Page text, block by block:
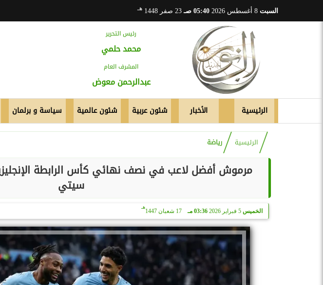
السبت 05:40 صـ 23 صفر 1448 هـ
رئيس التحرير
محمد حلمي
المشرف العام
عبدالرحمن معوض
الرئيسية الأخبار شئون عربية شئون عالمية سياسة و برلمان
الرئيسية رياضة
مرموش أفضل لاعب في نصف نهائي كأس الرابطة
سيتي
الخميس 5 فبراير 2026 03:36 مـ 17 شعبان 1447
هـ